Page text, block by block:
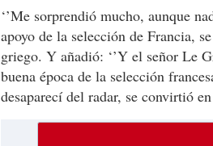
‘’Me sorprendió mucho, aunque
apoyo de la selección de Francia,
griego. Y añadió: ‘’Y el señor Le
buena época de la selección
desaparecí del radar, se convirtió